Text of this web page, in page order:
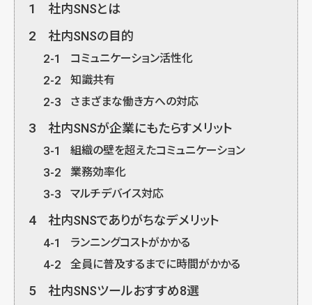
1 社内SNSとは
2 社内SNSの目的
2-1 コミュニケーション活性化
2-2 知識共有
2-3 さまざまな働き方への対応
3 社内SNSが企業にもたらすメリット
3-1 組織の壁を超えたコミュニケーション
3-2 業務効率化
3-3 マルチデバイス対応
4 社内SNSでありがちなデメリット
4-1 ランニングコストがかかる
4-2 全員に普及するまでに時間がかかる
5 社内SNSツールおすすめ8選